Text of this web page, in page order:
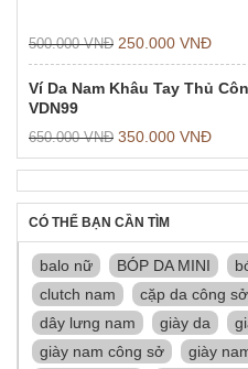
500.000VNĐ 250.000 VNĐ
Ví Da Nam Khâu Tay Thủ
VDN99
650.000VNĐ 350.000 VNĐ
CÓ THỂ BẠN CẦN TÌM
balo nữ BÓP DA MINI
clutch nam
cặp da công sở
dây lưng nam
giày da
giày nam công sở
giày